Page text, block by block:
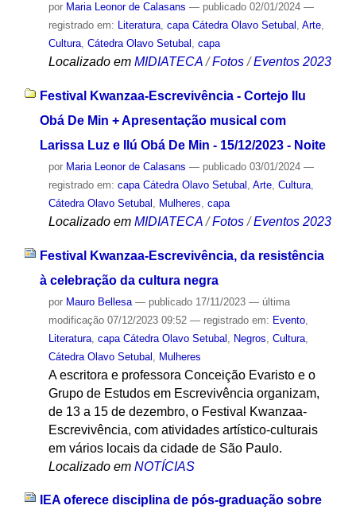
por Maria Leonor de Calasans — publicado02/01/2024 —
registrado em: Literatura, capa Cátedra Olavo Setubal , Arte,
Cultura, Cátedra Olavo Setubal , capa
Localizado em MIDIATECA /Fotos /Eventos 2023
Festival Kwanzaa-Escrevivência - Cortejo Ilu
Obá De Min + Apresentação musical com
Larissa Luz e Ilú Obá De Min - 15/12/2023 - Noite
por Maria Leonor de Calasans — publicado03/01/2024 —
registrado em: capa Cátedra Olavo Setubal Arte, Cultura,
Cátedra Olavo Setubal
Mulheres capa
Localizado em MIDIATECA /Fotos /Eventos 2023
Festival Kwanzaa-Escrevivência, da resistência
à celebração da cultura negra
por Mauro Bellesa — publicado17/11/2023 — última
modificação07/12/2023 09:52 — registrado em: Evento,
Literatura, capa Cátedra Olavo Setubal Negros Cultura,
Cátedra Olavo Setubal
Mulheres
A escritora e professora Conceição Evaristo e o
Grupo de Estudos em Escrevivência organizam,
de 13 a 15 de dezembro, o Festival Kwanzaa-
Escrevivência, com atividades artístico-culturais
em vários locais da cidade de São Paulo.
Localizado em NOTÍCIAS
IEA oferece disciplina de pós-graduação sobre